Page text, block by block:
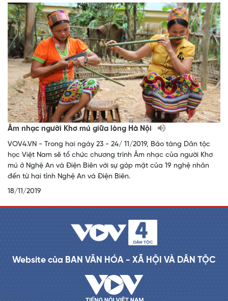
Âm nhạc người Khơ mú giữa lòng Hà Nội
VOV4.VN - Trong hai ngày 23 - 24/ 11/2019, Bảo tàng Dân tộc
học Việt Nam sẽ tổ chức chương trình Âm nhạc của người Khơ
mú ở Nghệ An và Điện Biên với sự góp mặt của 19 nghệ nhân
đến từ hai tỉnh Nghệ An và Điện Biên.
18/11/2019
Website của BAN VĂN HÓA - XÃ HỘI VÀ DÂN TỘC